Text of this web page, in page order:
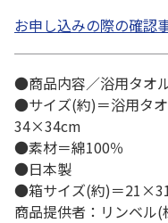
お申し込みの際の確認
●商品内容／浴用タオ
●サイズ(約)＝浴用タ
34×34cm
●素材＝綿100％
●日本製
●箱サイズ(約)＝
商品提供者：リンベル(